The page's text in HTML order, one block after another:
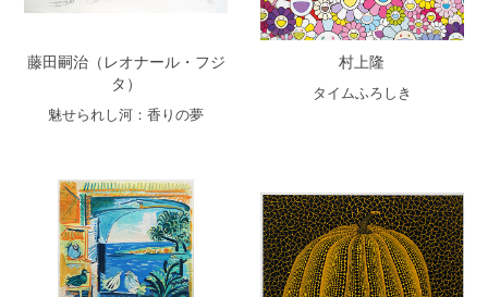
藤田嗣治（レオナール・フジ
タ）
魅せられし河：香りの夢
村上隆
タイムふろしき